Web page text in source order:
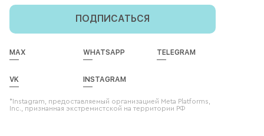
ПОДПИСАТЬСЯ
MAX WHATSAPP TELEGRAM
VK INSTAGRAM
*Instagram, предоставляемый организацией Meta Platforms,
Inc., признанная экстремистской на территории РФ